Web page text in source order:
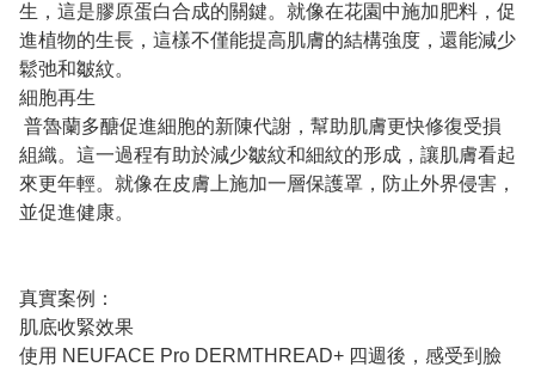
生，這是膠原蛋白合成的關鍵。就像在花園中施加肥料，促
進植物的生長，這樣不僅能提高肌膚的結構強度，還能減少
鬆弛和皺紋。
細胞再生
普魯蘭多醣促進細胞的新陳代謝，幫助肌膚更快修復受損
組織。這一過程有助於減少皺紋和細紋的形成，讓肌膚看起
來更年輕。就像在皮膚上施加一層保護罩，防止外界侵害，
並促進健康。
真實案例：
肌底收緊效果
使用 NEUFACE Pro DERMTHREAD+ 四週後，感受到臉